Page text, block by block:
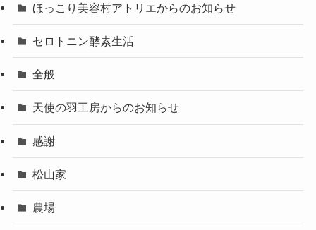
ほっこり美容村アトリエからのお知らせ
セロトニン酵素生活
全般
天使の羽工房からのお知らせ
感謝
松山家
農場